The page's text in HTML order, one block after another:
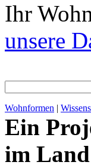
Ihr
unsere
Wohnformen |
Ein
im